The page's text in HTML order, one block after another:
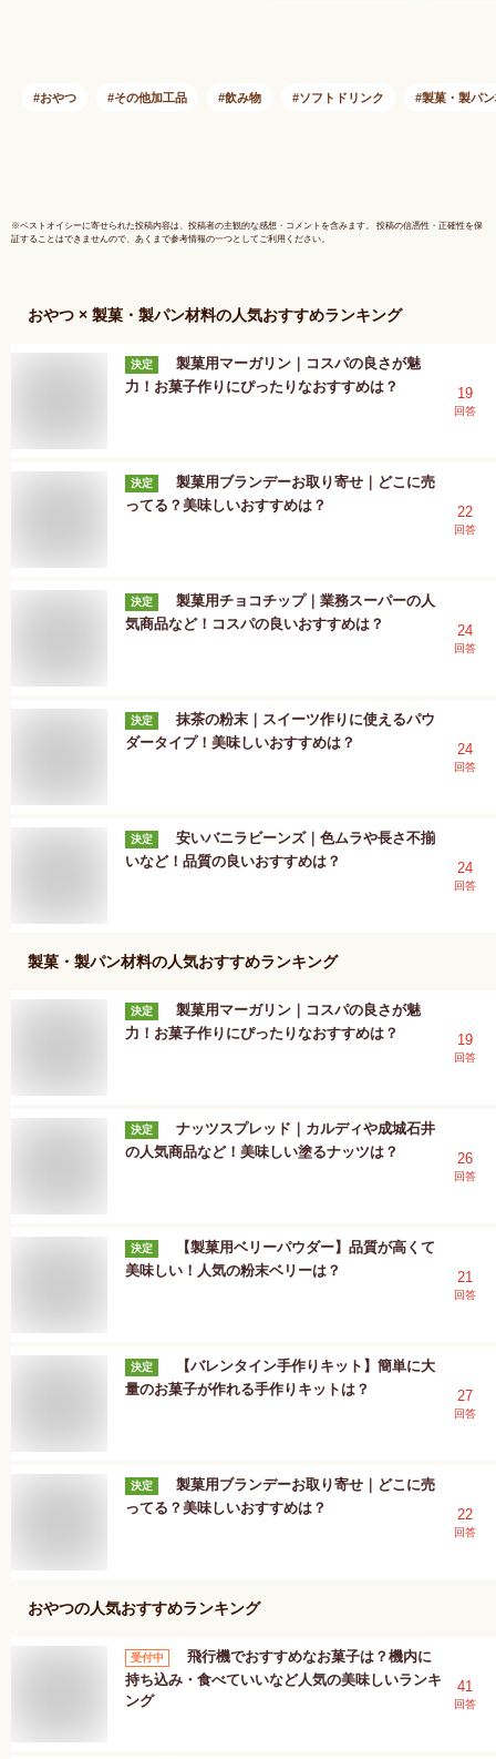
おやつ その他加工品 飲み物 ソフトドリンク 製菓・製パ
※ベストオイシーに寄せられた投稿内容は、投稿者の主観的な感想・コメントを含みます。 投稿の信憑性・正確性を保
証することはできませんので、あくまで参考情報の一つとしてご利用ください。
おやつ × 製菓・製パン材料の人気おすすめランキング
決定
製菓用マーガリン｜コスパの良さが魅
力！お菓子作りにぴったりなおすすめは？
19
回答
決定
製菓用ブランデーお取り寄せ｜どこに売
ってる？美味しいおすすめは？
22
回答
決定
製菓用チョコチップ｜業務スーパーの人
気商品など！コスパの良いおすすめは？
24
回答
決定
抹茶の粉末｜スイーツ作りに使えるパウ
ダータイプ！美味しいおすすめは？
24
回答
決定
安いバニラビーンズ｜色ムラや長さ不揃
いなど！品質の良いおすすめは？
24
回答
製菓・製パン材料の人気おすすめランキング
決定
製菓用マーガリン｜コスパの良さが魅
力！お菓子作りにぴったりなおすすめは？
19
回答
決定
ナッツスプレッド｜カルディや成城石井
の人気商品など！美味しい塗るナッツは？
26
回答
決定
【製菓用ベリーパウダー】品質が高くて
美味しい！人気の粉末ベリーは？
21
回答
決定
【バレンタイン手作りキット】簡単に大
量のお菓子が作れる手作りキットは？
27
回答
決定
製菓用ブランデーお取り寄せ｜どこに売
ってる？美味しいおすすめは？
22
回答
おやつの人気おすすめランキング
受付中
飛行機でおすすめなお菓子は？機内に
持ち込み・食べていいなど人気の美味しいランキ
ング
41
回答